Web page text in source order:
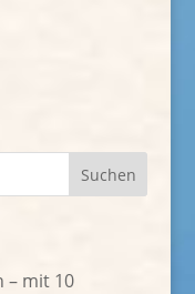
– mit 10